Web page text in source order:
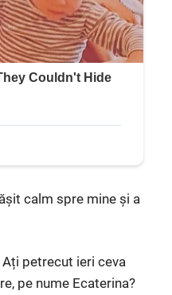
calm spre mine și a
petrecut ieri ceva
pe nume Ecaterina?